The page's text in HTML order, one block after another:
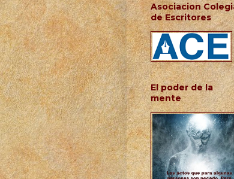
Asociacion
de Escritores
El poder de la
mente